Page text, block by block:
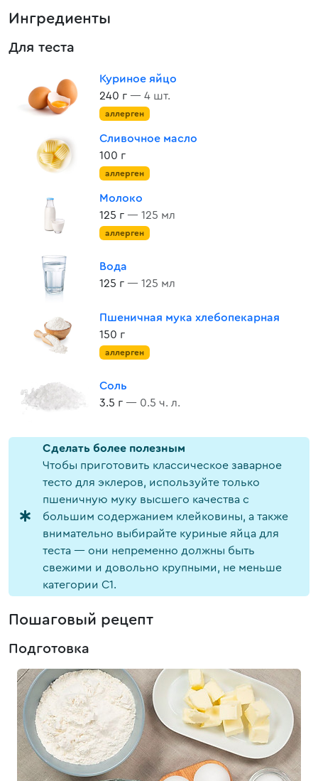
Ингредиенты
Для теста
Куриное яйцо
240 г — 4 шт.
аллерген
Сливочное масло
100 г
аллерген
Молоко
125 г — 125 мл
аллерген
Вода
125 г — 125 мл
Пшеничная мука хлебопекарная
150 г
аллерген
Соль
3.5 г — 0.5 ч. л.
Cделать более полезным
Чтобы приготовить классическое заварное
тесто для эклеров, используйте только
пшеничную муку высшего качества с
большим содержанием клейковины, а также
внимательно выбирайте куриные яйца для
теста — они непременно должны быть
свежими и довольно крупными, не меньше
категории С1.
Пошаговый рецепт
Подготовка